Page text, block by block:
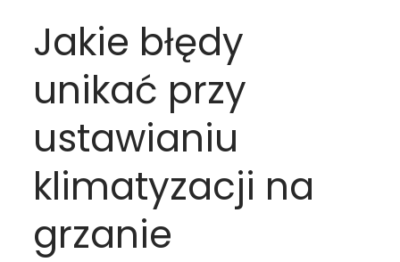
Jakie błędy
unikać przy
ustawianiu
klimatyzacji na
grzanie